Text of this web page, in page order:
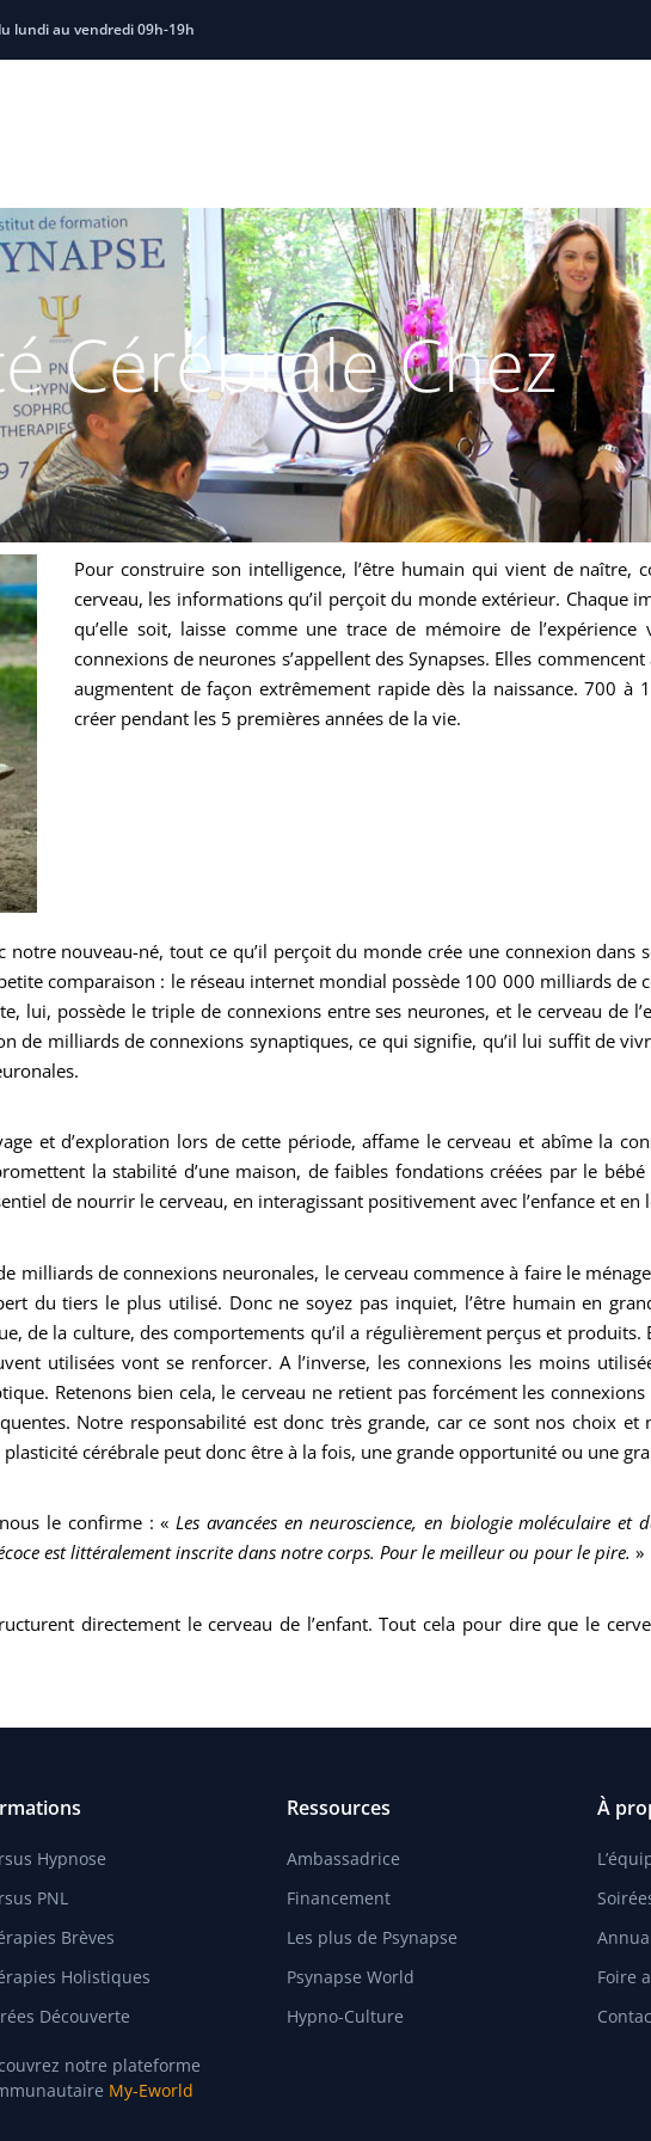
lundi au vendredi 09h-19h
Cérébrale Chez
Pour construire son intelligence, l’être humain qui vient de naître,
cerveau, les informations qu’il perçoit du monde extérieur. Chaque
qu’elle soit, laisse comme une trace de mémoire de
connexions de neurones s’appellent des Synapses. Elles
augmentent de façon extrêmement rapide dès la naissance. 700 à
créer pendant les 5 premières années de la vie.
notre nouveau-né, tout ce qu’il perçoit du monde crée une connexion dans
comparaison : le réseau internet mondial possède 100 000 milliards de
lui, possède le triple de connexions entre ses neurones, et le cerveau de
de milliards de connexions synaptiques, ce qui signifie, qu’il lui suffit de
et d’exploration lors de cette période, affame le cerveau et abîme la
la stabilité d’une maison, de faibles fondations créées par le bébé
de nourrir le cerveau, en interagissant positivement avec l’enfance et
milliards de connexions neuronales, le cerveau commence à faire le
du tiers le plus utilisé. Donc ne soyez pas inquiet, l’être humain en
de la culture, des comportements qu’il a régulièrement perçus et
utilisées vont se renforcer. A l’inverse, les connexions les moins
Retenons bien cela, le cerveau ne retient pas forcément les
Notre responsabilité est donc très grande, car ce sont nos choix
cérébrale peut donc être à la fois, une grande opportunité ou une
nous le confirme : «Les avancées en neuroscience, en biologie moléculaire et
est littéralement inscrite dans notre corps. Pour le meilleur ou pour le pire. »
directement le cerveau de l’enfant. Tout cela pour dire que le
Hypnose
PNL
Brèves
Holistiques
Découverte
notre plateforme
My-Eworld
Ressources
Ambassadrice
Financement
Les plus de Psynapse
Psynapse World
Hypno-Culture
À
Foire